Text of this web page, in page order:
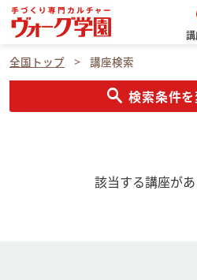
全国トップ 講座検索
search 検索条件
該当する講座があ